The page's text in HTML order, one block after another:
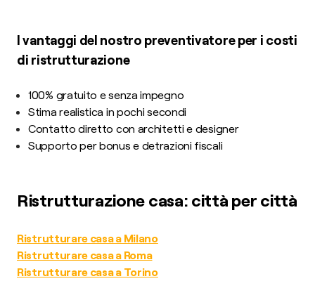
I vantaggi del nostro preventivatore per i costi
di ristrutturazione
100% gratuito e senza impegno
Stima realistica in pochi secondi
Contatto diretto con architetti e designer
Supporto per bonus e detrazioni fiscali
Ristrutturazione casa: città per città
Ristrutturare casa a Milano
Ristrutturare casa a Roma
Ristrutturare casa a Torino